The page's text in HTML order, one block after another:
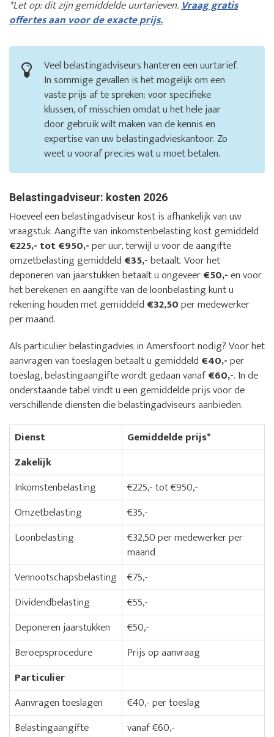
*Let op: dit zijn gemiddelde uurtarieven.Vraag gratis
offertes aan voor de exacte prijs.
Veel belastingadviseurs hanteren een uurtarief.
In sommige gevallen is het mogelijk om een
vaste prijs af te spreken: voor specifieke
klussen, of misschien omdat u het hele jaar
door gebruik wilt maken van de kennis en
expertise van uw belastingadvieskantoor. Zo
weet u vooraf precies wat u moet betalen.
Belastingadviseur: kosten 2026
Hoeveel een belastingadviseur kost is afhankelijk van uw
vraagstuk. Aangifte van inkomstenbelasting kost gemiddeld
€225,- tot €950,-per uur, terwijl u voor de aangifte
omzetbelasting gemiddeld €35,-betaalt. Voor het
deponeren van jaarstukken betaalt u ongeveer€50,-en voor
het berekenen en aangifte van de loonbelasting kunt u
rekening houden met gemiddeld €32,50per medewerker
per maand.
Als particulier belastingadvies in Amersfoort nodig? Voor het
aanvragen van toeslagen betaalt u gemiddeld €40,-per
toeslag, belastingaangifte wordt gedaan vanaf€60,-. In de
onderstaande tabel vindt u een gemiddelde prijs voor de
verschillende diensten die belastingadviseurs aanbieden.
Dienst
Gemiddelde prijs*
Zakelijk
Inkomstenbelasting
€225,- tot €950,-
Omzetbelasting
€35,-
Loonbelasting
€32,50 per medewerker per
maand
Vennootschapsbelasting
€75,-
Dividendbelasting
€55,-
Deponeren jaarstukken
€50,-
Beroepsprocedure
Prijs op aanvraag
Particulier
Aanvragen toeslagen
€40,- per toeslag
Belastingaangifte
vanaf €60,-